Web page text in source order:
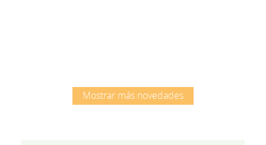
Mostrar más novedades